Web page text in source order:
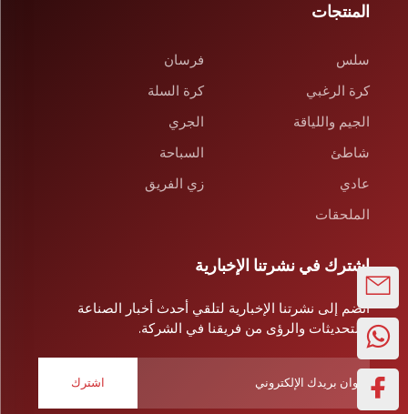
المنتجات
سلس
فرسان
كرة الرغبي
كرة السلة
الجيم واللياقة
الجري
شاطئ
السباحة
عادي
زي الفريق
الملحقات
اشترك في نشرتنا الإخبارية
انضم إلى نشرتنا الإخبارية لتلقي أحدث أخبار الصناعة
والتحديثات والرؤى من فريقنا في الشركة.
اشترك